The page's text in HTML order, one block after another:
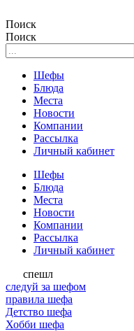
Поиск
Поиск
Шефы
Блюда
Места
Новости
Компании
Рассылка
Личный кабинет
Шефы
Блюда
Места
Новости
Компании
Рассылка
Личный кабинет
спешл
следуй за шефом
правила шефа
Детство шефа
Хобби шефа